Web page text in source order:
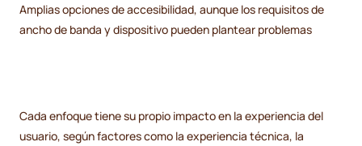
Amplias opciones de accesibilidad, aunque los requisitos de
ancho de banda y dispositivo pueden plantear problemas
Cada enfoque tiene su propio impacto en la experiencia del
usuario, según factores como la experiencia técnica, la